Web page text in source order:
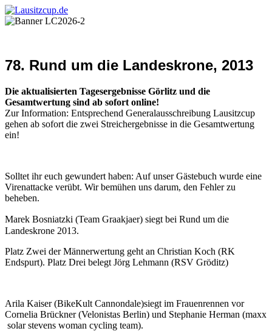
78. Rund um die Landeskrone, 2013
Die aktualisierten Tagesergebnisse Görlitz und die
Gesamtwertung sind ab sofort online!
Zur Information: Entsprechend Generalausschreibung Lausitzcup
gehen ab sofort die zwei Streichergebnisse in die Gesamtwertung
ein!
Solltet ihr euch gewundert haben: Auf unser Gästebuch wurde eine
Virenattacke verübt. Wir bemühen uns darum, den Fehler zu
beheben.
Marek Bosniatzki (Team Graakjaer) siegt bei Rund um die
Landeskrone 2013.
Platz Zwei der Männerwertung geht an Christian Koch (RK
Endspurt). Platz Drei belegt Jörg Lehmann (RSV Gröditz)
Arila Kaiser (BikeKult Cannondale)siegt im Frauenrennen vor
Cornelia Brückner (Velonistas Berlin) und Stephanie Herman (maxx
solar stevens woman cycling team).